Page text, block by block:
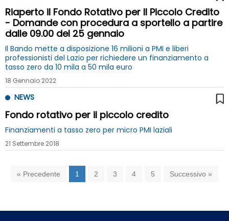
Riaperto il Fondo Rotativo per Il Piccolo Credito
- Domande con procedura a sportello a partire
dalle 09.00 del 25 gennaio
Il Bando mette a disposizione 16 milioni a PMI e liberi
professionisti del Lazio per richiedere un finanziamento a
tasso zero da 10 mila a 50 mila euro
18 Gennaio 2022
NEWS
Fondo rotativo per il piccolo credito
Finanziamenti a tasso zero per micro PMI laziali
21 Settembre 2018
« Precedente 1 2 3 4 5 Successivo »